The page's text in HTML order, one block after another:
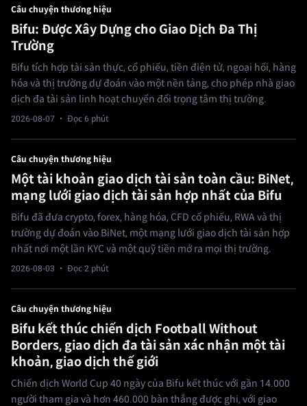
Câu chuyện thương hiệu
Bifu: Được Xây Dựng cho Giao Dịch Đa Thị
Trường
Bifu tích hợp tài sản thực, cổ phiếu, tiền điện tử, ngoại hối, hàng
hóa và thị trường dự đoán vào một nền tảng, cho phép nhà giao
dịch đa tài sản linh hoạt chuyển đổi trọng tâm thị trường.
2026-08-07 · Đọc 6 phút
Câu chuyện thương hiệu
Một tài khoản giao dịch tài sản toàn cầu: BiNet,
mạng lưới giao dịch tài sản hợp nhất của Bifu
Bifu đã đưa crypto, forex, hàng hóa, CFD cổ phiếu, RWA và thị
trường dự đoán vào BiNet, một mạng lưới giao dịch tài sản hợp
nhất nơi một lần KYC và một quỹ tiền mở ra mọi thị trường.
2026-08-03 · Đọc 2 phút
Câu chuyện thương hiệu
Bifu kết thúc chiến dịch Football Without
Borders, giao dịch đa tài sản xác nhận một tài
khoản, giao dịch thế giới
Chiến dịch World Cup 40 ngày của Bifu kết thúc với gần 14.000
người tham gia và hơn 460.000 bàn thắng được ghi, với giao